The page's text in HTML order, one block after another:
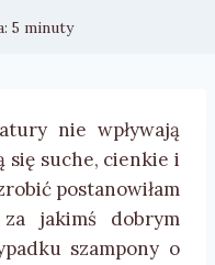
5 minuty
nie wpływają
się suche, cienkie i
postanowiłam
jakimś dobrym
szampony o